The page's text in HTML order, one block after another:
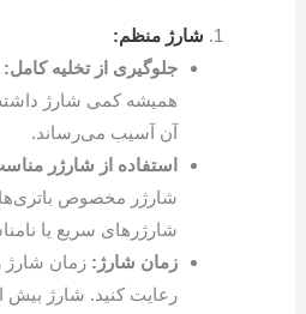
شارژ منظم:
جلوگیری از تخلیه کامل:
همیشه کمی شارژ داشته
آن آسیب می‌رساند.
استفاده از شارژر
شارژر مخصوص
شارژرهای سریع یا
زمان شارژ: زمان شارژ
رعایت کنید. شارژ بیش